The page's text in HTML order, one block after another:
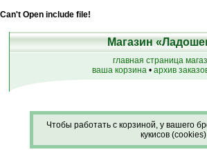
Can't Open include file!
Магазин
главная страница
ваша корзина • архив
Чтобы работать с корзиной, у вашего
кукисов